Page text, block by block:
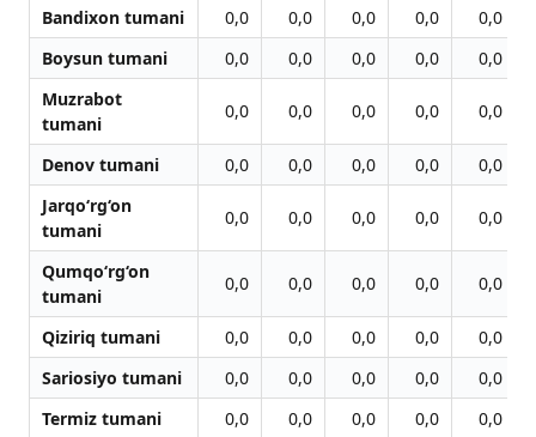
Bandixon tumani
0,0 0,0 0,0 0,0
0,0
Boysun tumani
0,0 0,0 0,0 0,0
0,0
Muzrabot
tumani
0,0 0,0 0,0 0,0 0,0
Denov tumani 0,0 0,0 0,0 0,0
0,0
Jarqo‘rg‘on
tumani
0,0 0,0 0,0 0,0 0,0
Qumqo‘rg‘on
tumani
0,0 0,0 0,0 0,0 0,0
Qiziriq tumani 0,0 0,0 0,0 0,0
0,0
Sariosiyo tumani
0,0 0,0 0,0 0,0
0,0
Termiz tumani
0,0 0,0 0,0 0,0
0,0